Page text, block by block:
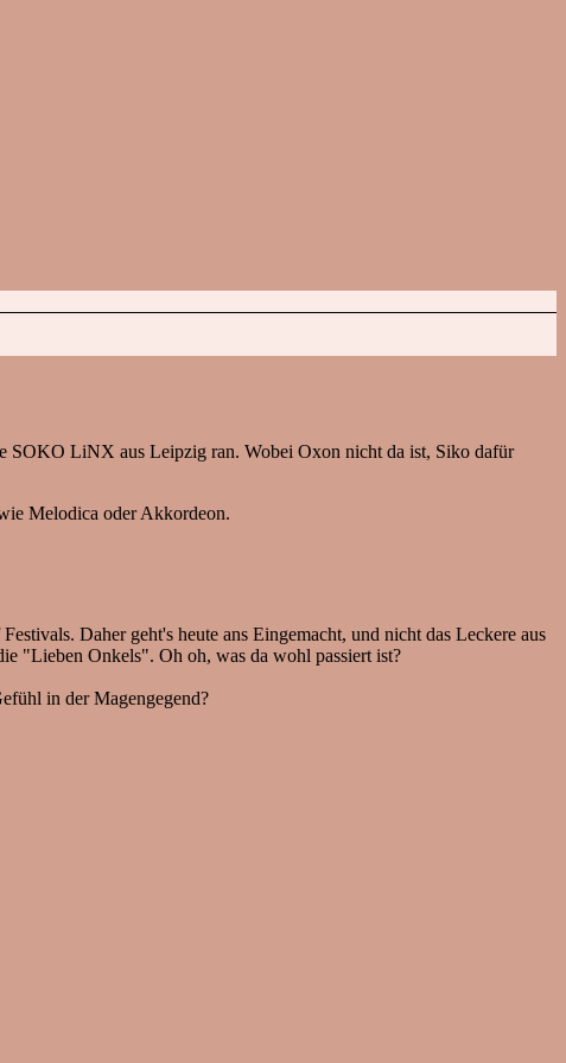
SOKO LiNX aus Leipzig ran. Wobei Oxon nicht da ist, Siko dafür
Melodica oder Akkordeon.
Daher geht's heute ans Eingemacht, und nicht das Leckere aus
"Lieben Onkels". Oh oh, was da wohl passiert ist?
in der Magengegend?